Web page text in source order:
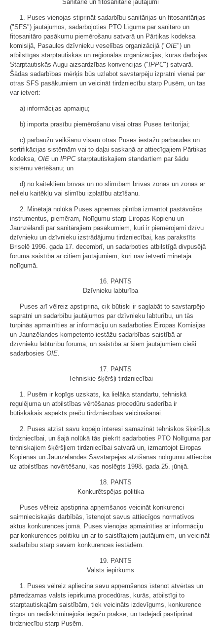
Sanitārie un fitosanitārie jautājumi
1. Puses vienojas stiprināt sadarbību sanitārijas un fitosanitārijas
("SFS") jautājumos, sadarbojoties PTO Līguma par sanitāro un
fitosanitāro pasākumu piemērošanu satvarā un Pārtikas kodeksa
komisijā, Pasaules dzīvnieku veselības organizācijā ("OIE") un
atbilstīgās starptautiskās un reģionālās organizācijās, kuras darbojas
Starptautiskās Augu aizsardzības konvencijas ("IPPC") satvarā.
Šādas sadarbības mērķis būs uzlabot savstarpēju izpratni vienai par
otras SFS pasākumiem un veicināt tirdzniecību starp Pusēm, un tas
var ietvert:
a) informācijas apmaiņu;
b) importa prasību piemērošanu visai otras Puses teritorijai;
c) pārbaužu veikšanu visām otras Puses iestāžu pārbaudes un
sertifikācijas sistēmām vai to daļai saskaņā ar attiecīgajiem Pārtikas
kodeksa, OIE un IPPCstarptautiskajiem standartiem par šādu
sistēmu vērtēšanu; un
d) no kaitēkļiem brīvās un no slimībām brīvās zonas un zonas ar
nelielu kaitēkļu vai slimību izplatību atzīšanu.
2. Minētajā nolūkā Puses apņemas pilnībā izmantot pastāvošos
instrumentus, piemēram, Nolīgumu starp Eiropas Kopienu un
Jaunzēlandi par sanitārajiem pasākumiem, kuri ir piemērojami dzīvu
dzīvnieku un dzīvnieku izstrādājumu tirdzniecībai, kas parakstīts
Briselē 1996. gada 17. decembrī, un sadarboties atbilstīgā divpusējā
forumā saistībā ar citiem jautājumiem, kuri nav ietverti minētajā
nolīgumā.
16. PANTS
Dzīvnieku labturība
Puses arī vēlreiz apstiprina, cik būtiski ir saglabāt to savstarpējo
sapratni un sadarbību jautājumos par dzīvnieku labturību, un tās
turpinās apmainīties ar informāciju un sadarboties Eiropas Komisijas
un Jaunzēlandes kompetento iestāžu sadarbības saistībā ar
dzīvnieku labturību forumā, un saistībā ar šiem jautājumiem cieši
sadarbosies OIE
17. PANTS
Tehniskie šķēršļi tirdzniecībai
1. Pusēm ir kopīgs uzskats, ka lielāka standartu, tehniskā
regulējuma un atbilstības vērtēšanas procedūru saderība ir
būtiskākais aspekts preču tirdzniecības veicināšanai.
2. Puses atzīst savu kopējo interesi samazināt tehniskos šķēršļus
tirdzniecībai, un šajā nolūkā tās piekrīt sadarboties PTO Nolīguma par
tehniskajiem šķēršļiem tirdzniecībai satvarā un, izmantojot Eiropas
Kopienas un Jaunzēlandes Savstarpējās atzīšanas nolīgumu attiecībā
uz atbilstības novērtēšanu, kas noslēgts 1998. gada 25. jūnijā.
18. PANTS
Konkurētspējas politika
Puses vēlreiz apstiprina apņemšanos veicināt konkurenci
saimnieciskajās darbībās, īstenojot savus attiecīgos normatīvos
aktus konkurences jomā. Puses vienojas apmainīties ar informāciju
par konkurences politiku un ar to saistītajiem jautājumiem, un veicināt
sadarbību starp savām konkurences iestādēm.
19. PANTS
Valsts iepirkums
1. Puses vēlreiz apliecina savu apņemšanos īstenot atvērtas un
pārredzamas valsts iepirkuma procedūras, kurās, atbilstīgi to
starptautiskajām saistībām, tiek veicināts izdevīgums, konkurence
tirgos un nediskriminējoša iegāžu prakse, un tādējādi pastiprināt
tirdzniecību starp Pusēm.